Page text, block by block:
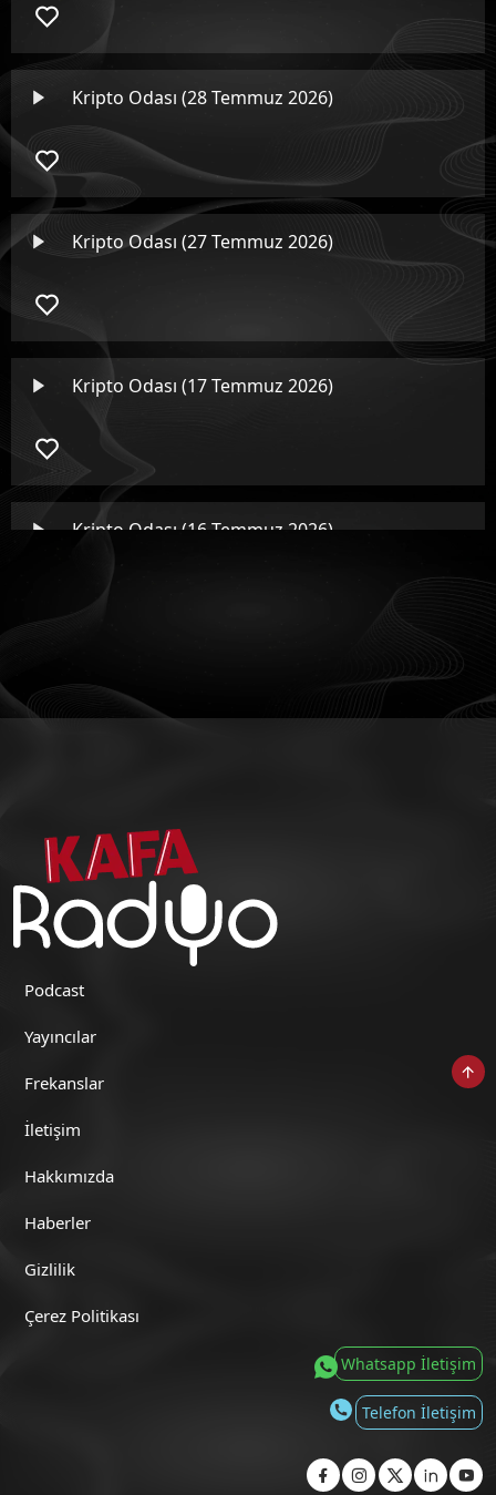
Kripto Odası (28 Temmuz 2026)
Kripto Odası (27 Temmuz 2026)
Kripto Odası (17 Temmuz 2026)
Kripto Odası (16 Temmuz 2026)
Kripto Odası (10 Temmuz 2026)
Podcast
Yayıncılar
Frekanslar
İletişim
Hakkımızda
Haberler
Gizlilik
Çerez Politikası
Whatsapp İletişim
Telefon İletişim